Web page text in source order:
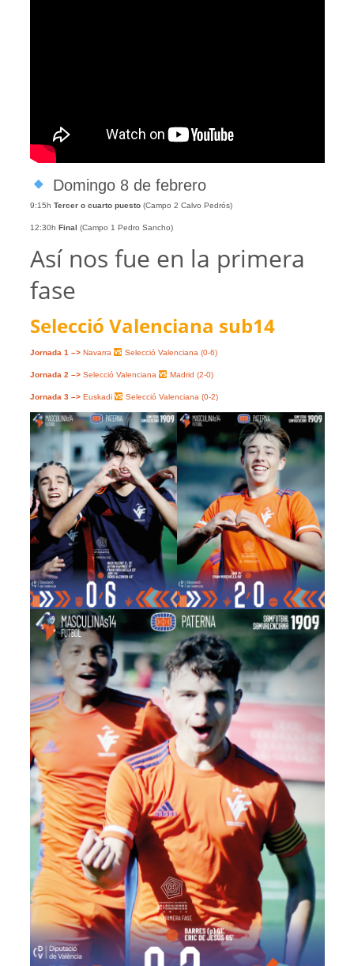
Domingo 8 de febrero
9:15h Tercer o cuarto puesto(Campo 2 Calvo Pedrós)
12:30h Final (Campo 1 Pedro Sancho)
Así nos fue en la primera
fase
Selecció Valenciana sub14
Jornada 1 –> Navarra Selecció Valenciana (0-6)
Jornada 2 –> Selecció Valenciana Madrid (2-0)
Jornada 3 –> Euskadi Selecció Valenciana (0-2)